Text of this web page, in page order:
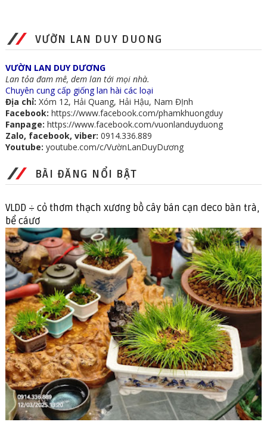
VƯỜN LAN DUY DUONG
VƯỜN LAN DUY DƯƠNG
Lan tỏa đam mê, dem lan tới mọi nhà.
Chuyên cung cấp giống lan hài các loại
Địa chỉ: Xóm 12, Hải Quang, Hải Hậu, Nam ĐỊnh
Facebook: https://www.facebook.com/phamkhuongduy
Fanpage: https://www.facebook.com/vuonlanduyduong
Zalo, facebook, viber: 0914.336.889
Youtube: youtube.com/c/VườnLanDuyDương
BÀI ĐĂNG NỔI BẬT
VLDD ÷ cỏ thơm thạch xương bồ cây bán cạn deco bàn trà,
bể cáươ